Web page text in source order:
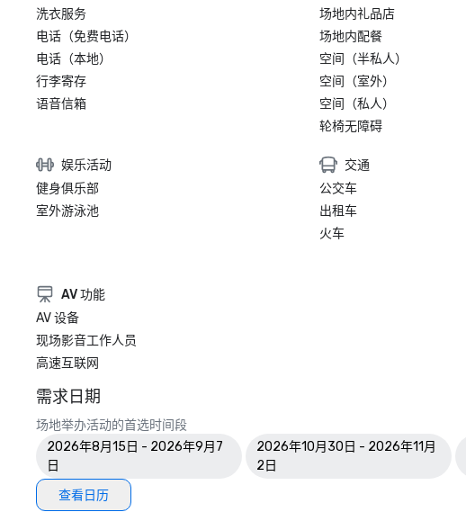
洗衣服务
电话（免费电话）
电话（本地）
行李寄存
语音信箱
场地内礼品店
场地内配餐
空间（半私人）
空间（室外）
空间（私人）
轮椅无障碍
娱乐活动
健身俱乐部
室外游泳池
交通
公交车
出租车
火车
AV 功能
AV 设备
现场影音工作人员
高速互联网
需求日期
场地举办活动的首选时间段
2026年8月15日 - 2026年9月7
日
2026年10月30日 - 2026年11月
2日
查看日历